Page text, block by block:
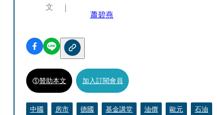
文
蕭碧燕
贊助本文 加入訂閱會員
中國 房市 德國 基金講堂 油價 歐元
石油